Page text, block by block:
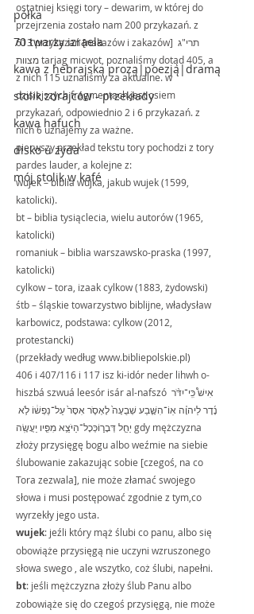
półka
70 twarzy izraela
kawa z hebrajską prozą|poezją|dramą
stolik zdrajców - przekłady
kawa hafuch
disko u żyda
mój stolik w kafé
ostatniej księgi tory – dewarim, w której do
przejrzenia zostało nam 200 przykazań. z
613 przykazań [nakazów i zakazów] תרי"ג
מצוות tarjag micwot, poznaliśmy dotąd 405, a
z nich 115 uznaliśmy za aktualne. w
dzisiejszych fragmentach jest osiem
przykazań, odpowiednio 2 i 6 przykazań. z
nich 6 uznajemy za ważne.
pierwszy przekład tekstu tory pochodzi z tory
pardes lauder, a kolejne z:
wujek – biblia wujka, jakub wujek (1599,
katolicki).
bt – biblia tysiąclecia, wielu autorów (1965,
katolicki)
romaniuk – biblia warszawsko-praska (1997,
katolicki)
cylkow – tora, izaak cylkow (1883, żydowski)
śtb – śląskie towarzystwo biblijne, władysław
karbowicz, podstawa: cylkow (2012,
protestancki)
(przekłady według www.bibliepolskie.pl)
406 i 407/116 i 117 isz ki-idór neder lihwh o-
hiszbá szwuá leesór isár al-nafszó אִישׁ֩ כִּֽי־יִדֹּ֨ר
נֶ֜דֶר לַיהוָ֗ה אֽוֹ־הִשָּׁ֤בַע שְׁבֻעָה֙ לֶאְסֹ֤ר אִסָּר֙ עַל־נַפְשׁ֔וֹ לֹ֥א
יַחֵ֖ל דְּבָר֑וֹכְּכָל־הַיֹּצֵ֥א מִפִּ֖יו יַעֲשֶֽׂה gdy mężczyzna
złoży przysięgę bogu albo weźmie na siebie
ślubowanie zakazując sobie [czegoś, na co
Tora zezwala], nie może złamać swojego
słowa i musi postępować zgodnie z tym,co
wyrzekły jego usta.
wujek: jeźli który mąż ślubi co panu, albo się
obowiąże przysięgą nie uczyni wzruszonego
słowa swego , ale wszytko, coż ślubi, napełni.
bt: jeśli mężczyzna złoży ślub Panu albo
zobowiąże się do czegoś przysięgą, nie może